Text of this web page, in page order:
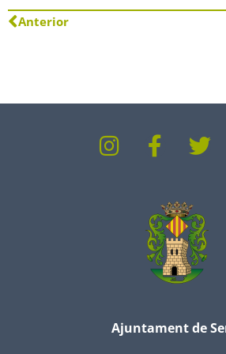
Anterior
Ajuntament de